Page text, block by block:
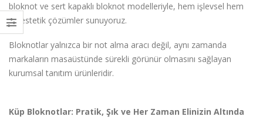
bloknot ve sert kapaklı bloknot modelleriyle, hem işlevsel hem
de estetik çözümler sunuyoruz.
Bloknotlar yalnızca bir not alma aracı değil, aynı zamanda
markaların masaüstünde sürekli görünür olmasını sağlayan
kurumsal tanıtım ürünleridir.
Küp Bloknotlar: Pratik, Şık ve Her Zaman Elinizin Altında